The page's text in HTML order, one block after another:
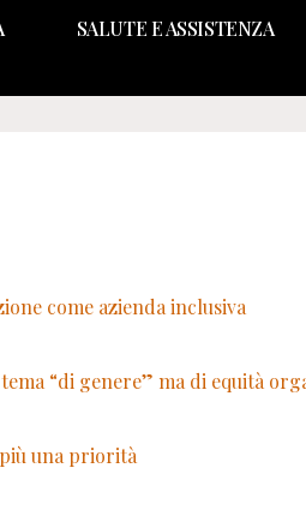
SALUTE E ASSISTENZA
come azienda inclusiva
“di genere” ma di equità
una priorità